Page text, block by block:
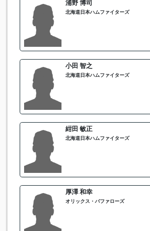
浦野 博司
北海道日本ハムファイターズ
小田 智之
北海道日本ハムファイターズ
紺田 敏正
北海道日本ハムファイターズ
厚澤 和幸
オリックス・バファローズ